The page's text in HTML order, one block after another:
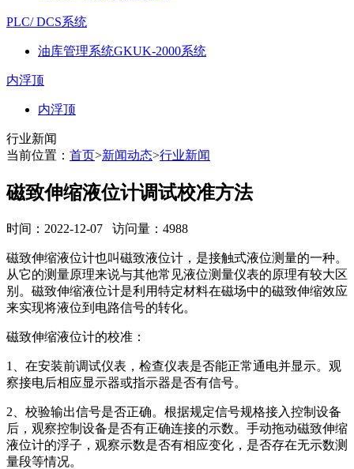
PLC/ DCS系统
油库管理系统GKUK-2000系统
内浮顶
内浮顶
行业新闻
当前位置： 首页>新闻动态>行业新闻
磁致伸缩液位计调试校准方法
时间：2022-12-07 访问量：4988
磁致伸缩液位计也叫磁致液位计，是接触式液位测量的一种。
从它的测量原理来说与其他常见液位测量仪表的原理有较大区
别。磁致伸缩液位计是利用特定材料在磁场中的磁致伸缩效应
来实现将液位到电路信号的转化。
磁致伸缩液位计的校准：
1、在安装前调试仪表，检查仪表是否能正常通电并显示。观
察接电后相应显示器或指示器是否有信号。
2、校验输出信号是否正确。根据规定信号规格接入控制设备
后，观察控制设备是否有正确连接的示数。手动拖动磁致伸缩
液位计的浮子，观察示数是否有相应变化，是否存在无示数测
量段等情况。